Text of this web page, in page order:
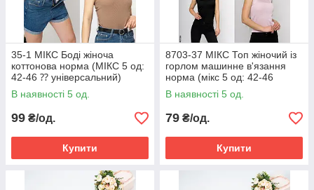
35-1 МІКС Боді жіноча
коттонова норма (МІКС 5 од:
42-46 ⁇ універсальний)
В наявності 5 од.
99 ₴/од.
Купити
8703-37 МІКС Топ жіночий із
горлом машинне в'язання
норма (мікс 5 од: 42-46
<unk> універсальний)
В наявності 5 од.
79 ₴/од.
Купити